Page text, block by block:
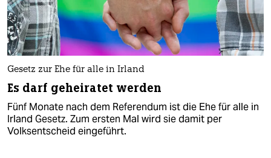
Gesetz zur Ehe für alle in Irland
Es darf geheiratet werden
Fünf Monate nach dem Referendum ist die Ehe für alle in
Irland Gesetz. Zum ersten Mal wird sie damit per
Volksentscheid eingeführt.